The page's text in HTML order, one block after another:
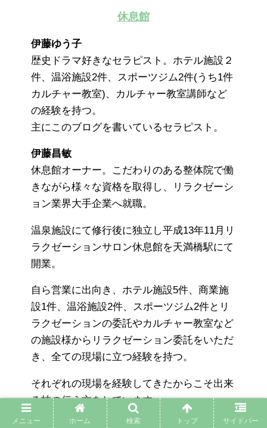
休息館
伊藤ゆう子
歴史ドラマ好きなセラピスト。ホテル施設２
件、温浴施設2件、スポーツジム2件(うち1件
カルチャー教室)、カルチャー教室講師など
の経験を持つ。
主にこのブログを書いているセラピスト。
伊藤昌敏
休息館オーナー。こだわりのある整体院で働
きながら様々な資格を取得し、リラクゼーシ
ョン業界大手企業へ就職。
温泉施設にて修行後に独立し平成13年11月リ
ラクゼーションサロン休息館を天満橋駅にて
開業。
自ら営業に出向き、ホテル施設5件、商業施
設1件、温浴施設2件、スポーツジム2件とリ
ラクゼーションの委託やカルチャー教室など
の施設様からリラクゼーション委託をいただ
き、全ての現場に立つ経験を持つ。
それぞれの現場を経験してきたからこそ出来
る技の伝え方をしています。
メニュー ホーム 検索 トップ サイドバー